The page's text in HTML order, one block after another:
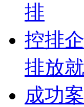
排
控排
排放
成功